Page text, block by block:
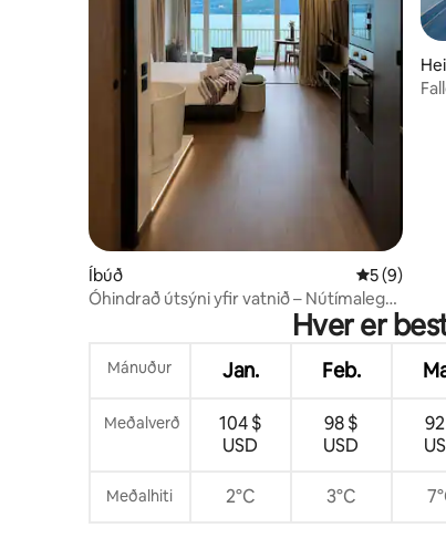
Íbúð 5 af 5 í
5 (9)
Óhindrað útsýni yfir vatnið – Nútímaleg
Hver er
Mánuður Jan. Feb.
Meðalverð
104 $
USD
98 $
USD
Meðalhiti 2°C 3°C